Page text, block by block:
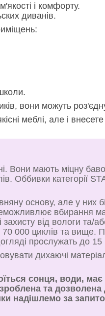
і комфорту.
диванів.
вони можуть
меблі, але і
Вони мають міцну
Оббивки категорії
основу, але у них
вбирання
захисту від вологи
70 000 циклів та вище.
прослужать до 15
дихаючі
сонця, води,
та
надішлемо за